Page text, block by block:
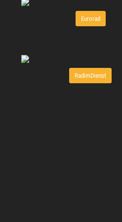
Eurorad
RadimDienst